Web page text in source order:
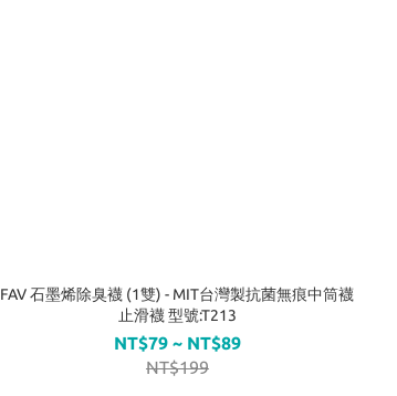
FAV 石墨烯除臭襪 (1雙) - MIT台灣製抗菌無痕中筒襪
止滑襪 型號:T213
NT$79 ~ NT$89
NT$199